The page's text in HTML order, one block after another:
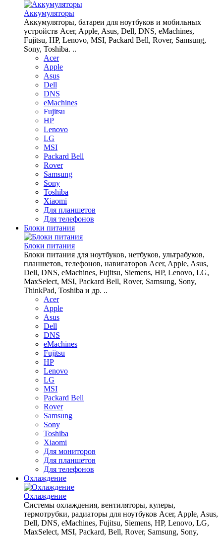
Аккумуляторы
Аккумуляторы, батареи для ноутбуков и мобильных
устройств Acer, Apple, Asus, Dell, DNS, eMachines,
Fujitsu, HP, Lenovo, MSI, Packard Bell, Rover, Samsung,
Sony, Toshiba. ..
Acer
Apple
Asus
Dell
DNS
eMachines
Fujitsu
HP
Lenovo
LG
MSI
Packard Bell
Rover
Samsung
Sony
Toshiba
Xiaomi
Для планшетов
Для телефонов
Блоки питания
Блоки питания
Блоки питания для ноутбуков, нетбуков, ультрабуков,
планшетов, телефонов, навигаторов Acer, Apple, Asus,
Dell, DNS, eMachines, Fujitsu, Siemens, HP, Lenovo, LG,
MaxSelect, MSI, Packard Bell, Rover, Samsung, Sony,
ThinkPad, Toshiba и др. ..
Acer
Apple
Asus
Dell
DNS
eMachines
Fujitsu
HP
Lenovo
LG
MSI
Packard Bell
Rover
Samsung
Sony
Toshiba
Xiaomi
Для мониторов
Для планшетов
Для телефонов
Охлаждение
Охлаждение
Системы охлаждения, вентиляторы, кулеры,
термотрубки, радиаторы для ноутбуков Acer, Apple, Asus,
Dell, DNS, eMachines, Fujitsu, Siemens, HP, Lenovo, LG,
MaxSelect, MSI, Packard, Bell, Rover, Samsung, Sony,